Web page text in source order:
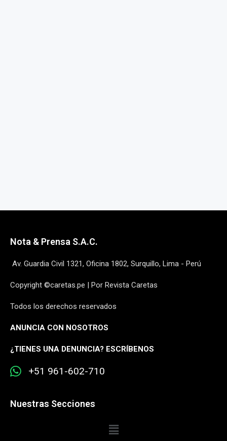
Nota & Prensa S.A.C.
Av. Guardia Civil 1321, Oficina 1802, Surquillo, Lima - Perú
Copyright ©caretas.pe | Por Revista Caretas
Todos los derechos reservados
ANUNCIA CON NOSOTROS
¿TIENES UNA DENUNCIA? ESCRÍBENOS
+51 961-602-710
Nuestras Secciones